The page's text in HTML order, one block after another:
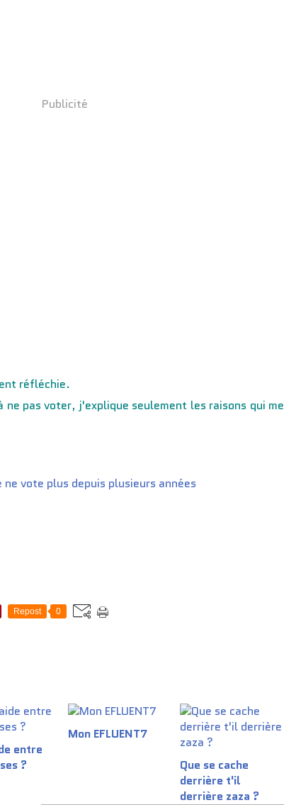
Publicité
réfléchie.
ne pas voter, j'explique seulement les raisons qui me
Repost 0
entre
?
Mon EFLUENT7
Que se cache
derrière t'il
derrière zaza ?